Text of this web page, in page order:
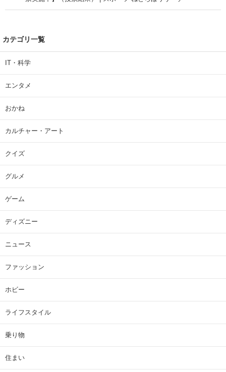
カテゴリ一覧
IT・科学
エンタメ
おかね
カルチャー・アート
クイズ
グルメ
ゲーム
ディズニー
ニュース
ファッション
ホビー
ライフスタイル
乗り物
住まい